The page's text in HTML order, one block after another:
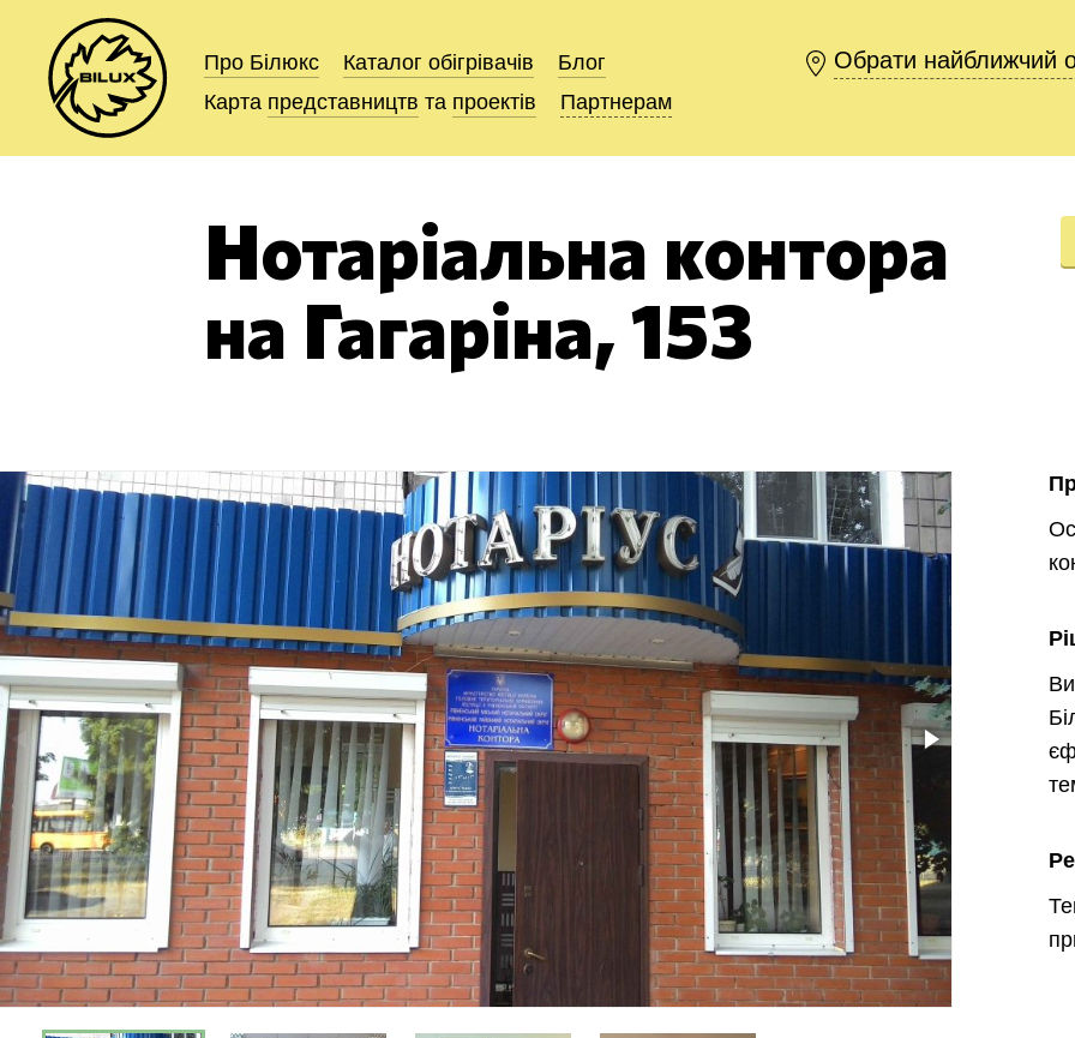
Про Білюкс Каталог обігрівачів
Блог
Карта представництв та проектів Партнерам
Обрати найближчий
Про Білюкс Каталог обігрівачів
Блог
Карта представництв та проектів Партнерам
Обрати найближчий
Нотаріальна контора
на Гагаріна, 153